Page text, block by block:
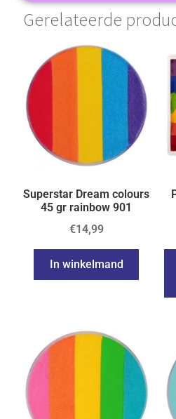
Gerelateerde
Superstar Dream colours
45 gr rainbow 901
€14,99
In winkelmand